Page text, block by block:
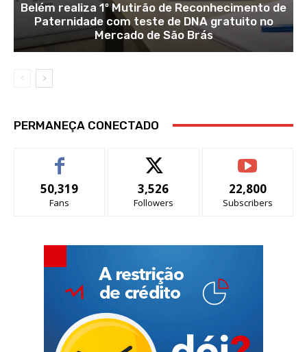
Belém realiza 1º Mutirão de Reconhecimento de
Paternidade com teste de DNA gratuito no
Mercado de São Brás
PERMANEÇA CONECTADO
50,319
Fans
3,526
Followers
22,800
Subscribers